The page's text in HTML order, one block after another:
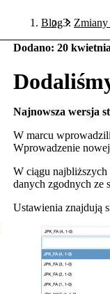
Blog
Dodano: 20
Najnowsza wersja
W marcu
Wprowadzenie
W ciągu
danych zgodnych ze
Ustawienia znajdują